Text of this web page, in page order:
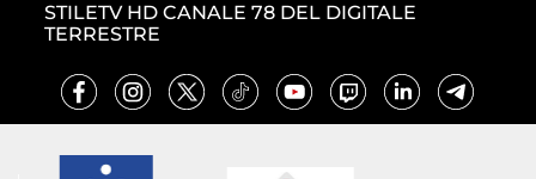
STILETV HD CANALE 78 DEL DIGITALE
TERRESTRE